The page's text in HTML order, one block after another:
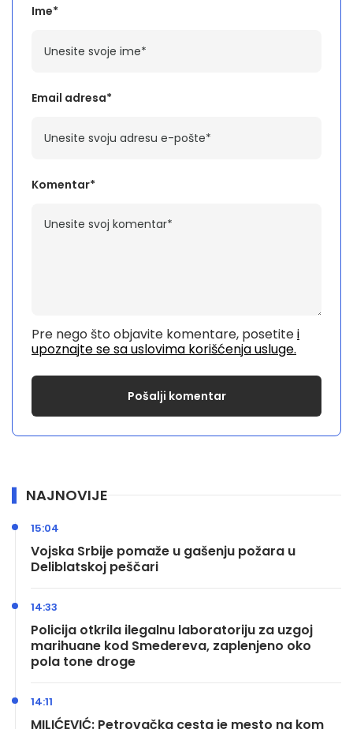
Komentar*
Pre nego što objavite komentare, posetitei
upoznajte se sa uslovima korišćenja usluge.
Ime*
Email adresa*
NAJNOVIJE
Vojska Srbije pomaže u gašenju požara u
Deliblatskoj peščari
15:04
Policija otkrila ilegalnu laboratoriju za uzgoj
marihuane kod Smedereva, zaplenjeno oko
pola tone droge
14:33
MILIĆEVIĆ: Petrovačka cesta je mesto na kom
14:11